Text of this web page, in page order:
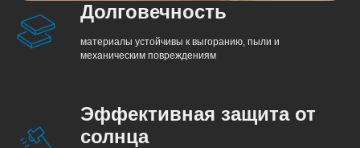
Долговечность
материалы устойчивы к выгоранию, пыли и
механическим повреждениям
Эффективная защита от
солнца